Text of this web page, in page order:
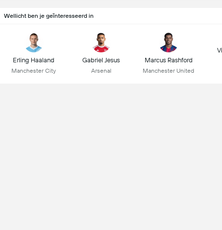
Wellicht ben je geïnteresseerd in
Erling Haaland
Manchester City
Gabriel Jesus
Arsenal
Marcus Rashford
Manchester United